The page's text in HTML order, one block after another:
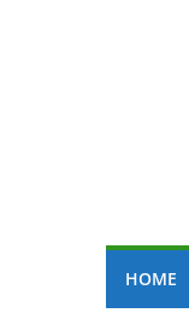
HOME